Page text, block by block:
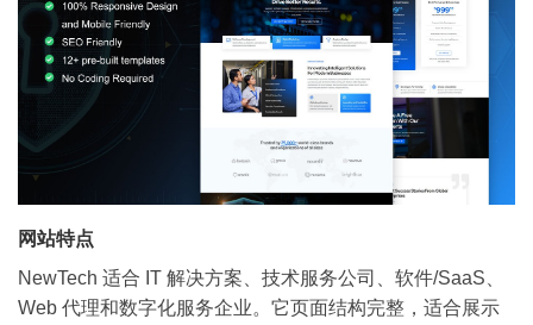
网站特点
NewTech 适合 IT 解决方案、技术服务公司、软件/SaaS、
Web 代理和数字化服务企业。它页面结构完整，适合展示